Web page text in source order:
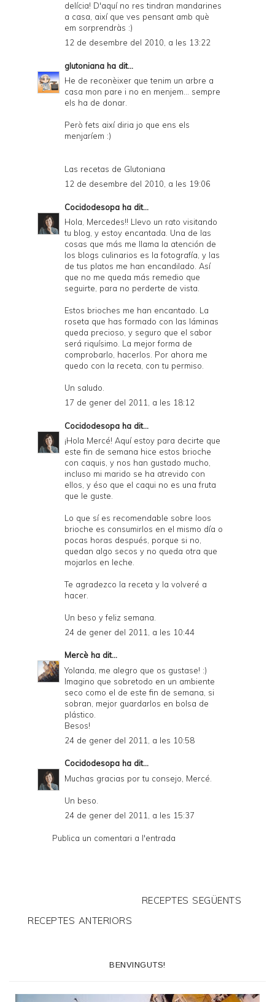
delícia! D'aquí no res tindran mandarines
a casa, així que ves pensant amb què
em sorprendràs :)
12 de desembre del 2010, a les 13:22
glutoniana ha dit...
He de reconèixer que tenim un arbre a
casa mon pare i no en menjem... sempre
els ha de donar.
Però fets així diria jo que ens els
menjaríem :)
Las recetas de Glutoniana
12 de desembre del 2010, a les 19:06
Cocidodesopa ha dit...
Hola, Mercedes!! Llevo un rato visitando
tu blog, y estoy encantada. Una de las
cosas que más me llama la atención de
los blogs culinarios es la fotografía, y las
de tus platos me han encandilado. Así
que no me queda más remedio que
seguirte, para no perderte de vista.
Estos brioches me han encantado. La
roseta que has formado con las láminas
queda precioso, y seguro que el sabor
será riquísimo. La mejor forma de
comprobarlo, hacerlos. Por ahora me
quedo con la receta, con tu permiso.
Un saludo.
17 de gener del 2011, a les 18:12
Cocidodesopa ha dit...
¡Hola Mercé! Aquí estoy para decirte que
este fin de semana hice estos brioche
con caquis, y nos han gustado mucho,
incluso mi marido se ha atrevido con
ellos, y éso que el caqui no es una fruta
que le guste.
Lo que sí es recomendable sobre loos
brioche es consumirlos en el mismo día o
pocas horas después, porque si no,
quedan algo secos y no queda otra que
mojarlos en leche.
Te agradezco la receta y la volveré a
hacer.
Un beso y feliz semana.
24 de gener del 2011, a les 10:44
Mercè ha dit...
Yolanda, me alegro que os gustase! :)
Imagino que sobretodo en un ambiente
seco como el de este fin de semana, si
sobran, mejor guardarlos en bolsa de
plástico.
Besos!
24 de gener del 2011, a les 10:58
Cocidodesopa ha dit...
Muchas gracias por tu consejo, Mercé.
Un beso.
24 de gener del 2011, a les 15:37
Publica un comentari a l'entrada
RECEPTES SEGÜENTS
RECEPTES ANTERIORS
BENVINGUTS!